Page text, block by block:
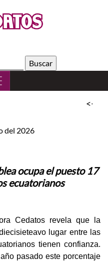
<<
del 2026
ocupa el puesto 17
ecuatorianos
Cedatos revela que la
lugar entre las
tienen confianza.
pasado este porcentaje